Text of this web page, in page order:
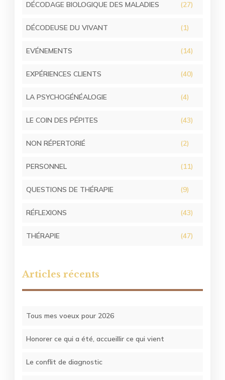
DÉCODAGE BIOLOGIQUE DES MALADIES (27)
DÉCODEUSE DU VIVANT (1)
EVÉNEMENTS (14)
EXPÉRIENCES CLIENTS (40)
LA PSYCHOGÉNÉALOGIE (4)
LE COIN DES PÉPITES (43)
NON RÉPERTORIÉ (2)
PERSONNEL (11)
QUESTIONS DE THÉRAPIE (9)
RÉFLEXIONS (43)
THÉRAPIE (47)
Articles récents
Tous mes voeux pour 2026
Honorer ce qui a été, accueillir ce qui vient
Le conflit de diagnostic